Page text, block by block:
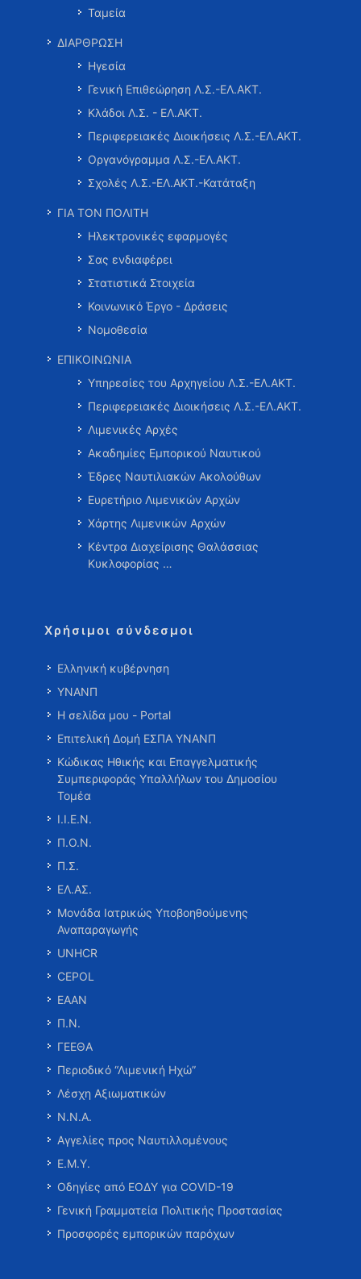
Ταμεία
ΔΙΑΡΘΡΩΣΗ
Ηγεσία
Γενική Επιθεώρηση Λ.Σ.-ΕΛ.ΑΚΤ.
Κλάδοι Λ.Σ. - ΕΛ.ΑΚΤ.
Περιφερειακές Διοικήσεις Λ.Σ.-ΕΛ.ΑΚΤ.
Οργανόγραμμα Λ.Σ.-ΕΛ.ΑΚΤ.
Σχολές Λ.Σ.-ΕΛ.ΑΚΤ.-Κατάταξη
ΓΙΑ ΤΟΝ ΠΟΛΙΤΗ
Ηλεκτρονικές εφαρμογές
Σας ενδιαφέρει
Στατιστικά Στοιχεία
Κοινωνικό Έργο - Δράσεις
Νομοθεσία
ΕΠΙΚΟΙΝΩΝΙΑ
Υπηρεσίες του Αρχηγείου Λ.Σ.-ΕΛ.ΑΚΤ.
Περιφερειακές Διοικήσεις Λ.Σ.-ΕΛ.ΑΚΤ.
Λιμενικές Αρχές
Ακαδημίες Εμπορικού Ναυτικού
Έδρες Ναυτιλιακών Ακολούθων
Ευρετήριο Λιμενικών Αρχών
Χάρτης Λιμενικών Αρχών
Κέντρα Διαχείρισης Θαλάσσιας
Κυκλοφορίας …
Χρήσιμοι σύνδεσμοι
Ελληνική κυβέρνηση
ΥΝΑΝΠ
Η σελίδα μου - Portal
Επιτελική Δομή ΕΣΠΑ ΥΝΑΝΠ
Κώδικας Ηθικής και Επαγγελματικής
Συμπεριφοράς Υπαλλήλων του Δημοσίου
Τομέα
Ι.Ι.Ε.Ν.
Π.Ο.Ν.
Π.Σ.
ΕΛ.ΑΣ.
Μονάδα Ιατρικώς Υποβοηθούμενης
Αναπαραγωγής
UNHCR
CEPOL
ΕΑΑΝ
Π.Ν.
ΓΕΕΘΑ
Περιοδικό “Λιμενική Ηχώ”
Λέσχη Αξιωματικών
Ν.Ν.Α.
Αγγελίες προς Ναυτιλλομένους
Ε.Μ.Υ.
Οδηγίες από ΕΟΔΥ για COVID-19
Γενική Γραμματεία Πολιτικής Προστασίας
Προσφορές εμπορικών παρόχων